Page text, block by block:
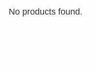
No products found.